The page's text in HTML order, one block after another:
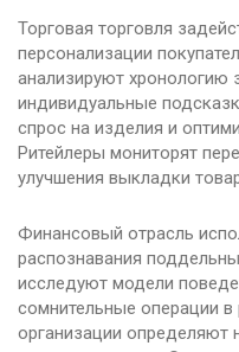
Торговая торговля
персонализации
анализируют хронологию
индивидуальные
спрос на изделия и
Ритейлеры мониторят
улучшения выкладки
Финансовый отрасль
распознавания
исследуют модели
сомнительные операции
организации